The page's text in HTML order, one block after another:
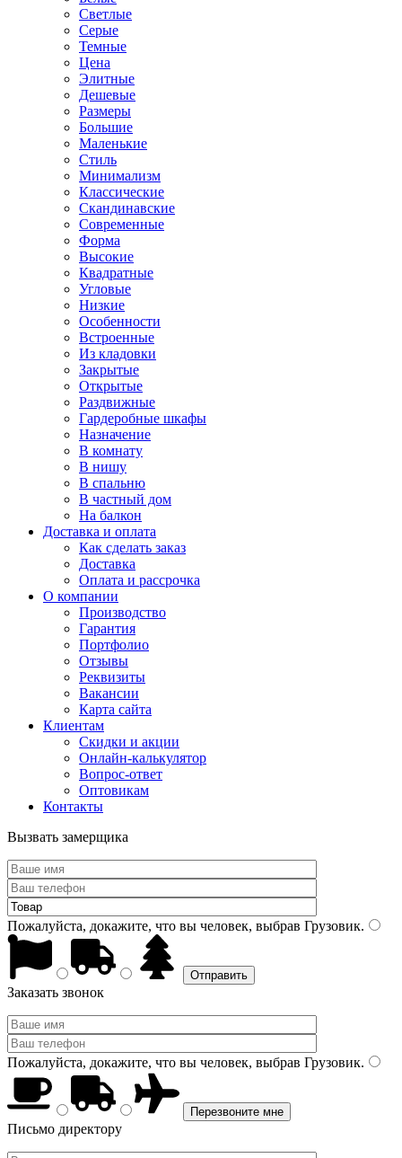
Светлые
Серые
Темные
Цена
Элитные
Дешевые
Размеры
Большие
Маленькие
Стиль
Минимализм
Классические
Скандинавские
Современные
Форма
Высокие
Квадратные
Угловые
Низкие
Особенности
Встроенные
Из кладовки
Закрытые
Открытые
Раздвижные
Гардеробные шкафы
Назначение
В комнату
В нишу
В спальню
В частный дом
На балкон
Доставка и оплата
Как сделать заказ
Доставка
Оплата и рассрочка
О компании
Производство
Гарантия
Портфолио
Отзывы
Реквизиты
Вакансии
Карта сайта
Клиентам
Скидки и акции
Онлайн-калькулятор
Вопрос-ответ
Оптовикам
Контакты
Вызвать замерщика
Пожалуйста, докажите, что вы человек, выбрав Грузовик.
Заказать звонок
Пожалуйста, докажите, что вы человек, выбрав Грузовик.
Письмо директору